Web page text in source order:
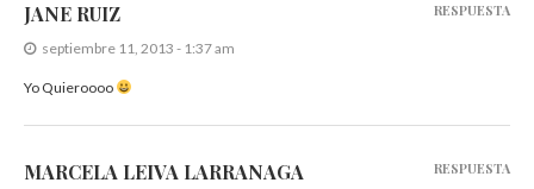
JANE RUIZ
septiembre 11, 2013 - 1:37 am
Yo Quieroooo
RESPUESTA
MARCELA LEIVA LARRANAGA RESPUESTA